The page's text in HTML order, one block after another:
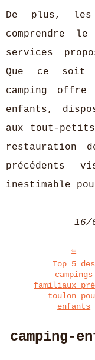
De plus,
comprendre
services
Que ce soit
camping
enfants,
aux tout-
restauration
précédents
inestimable
16/
Top 5 des
campings
familiaux
toulon
enfants
camping-